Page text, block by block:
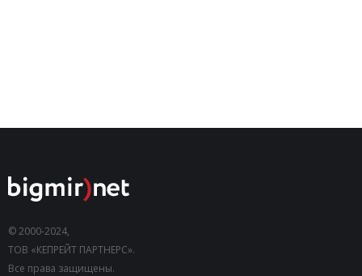
© 2000-2024,
ТОВ «КЕПРЕЙТ ПАРТНЕРС».
Все права защищены.